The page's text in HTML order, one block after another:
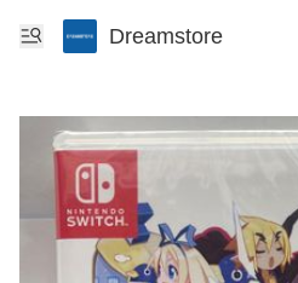
Dreamstore